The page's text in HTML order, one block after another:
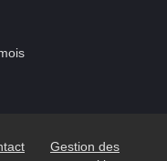
Gestion des